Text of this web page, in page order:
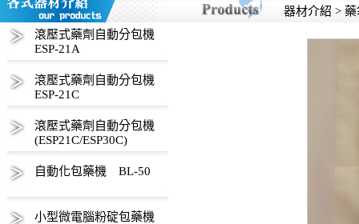
器材介紹 > 藥
滾壓式藥劑自動分包機
ESP-21A
滾壓式藥劑自動分包機
ESP-21C
滾壓式藥劑自動分包機
(ESP21C/ESP30C)
自動化包藥機 BL-50
小型微電腦粉碇包藥機